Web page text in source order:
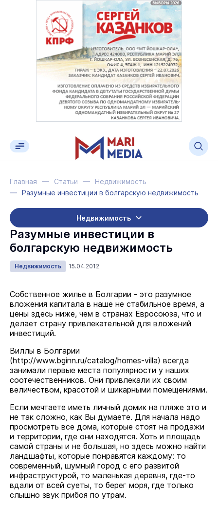
Главная Статьи
Недвижимость
Разумные инвестиции в болгарскую недвижимость
Недвижимость
Разумные инвестиции в
болгарскую недвижимость
Недвижимость 15.04.2012
Собственное жилье в Болгарии - это разумное
вложения капитала в наше не стабильное время, а
цены здесь ниже, чем в странах Евросоюза, что и
делает страну привлекательной для вложений
инвестиций.
Виллы в Болгарии
(http://www.bginn.ru/catalog/homes-villa) всегда
занимали первые места популярности у наших
соотечественников. Они привлекали их своим
величеством, красотой и шикарными помещениями.
Если мечтаете иметь личный домик на пляже это и
не так сложно, как Вы думаете. Для начала надо
просмотреть все дома, которые стоят на продажи
и территории, где они находятся. Хоть и площадь
самой страны и не большая, но здесь можно найти
ландшафты, которые понравятся каждому: то
современный, шумный город с его развитой
инфраструктурой, то маленькая деревня, где-то
вдали от всей суеты, то берег моря, где только
слышно звук прибоя по утрам.